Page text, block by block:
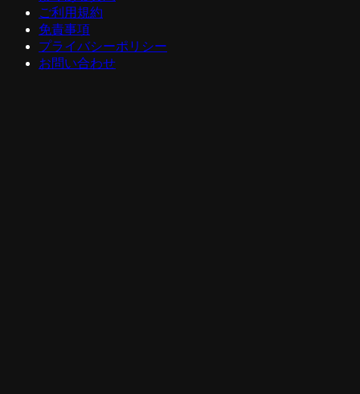
ご利用規約
免責事項
プライバシーポリシー
お問い合わせ